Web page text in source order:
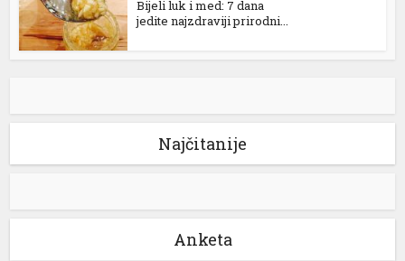
Bijeli luk i med: 7 dana
jedite najzdraviji prirodni...
Najčitanije
Anketa